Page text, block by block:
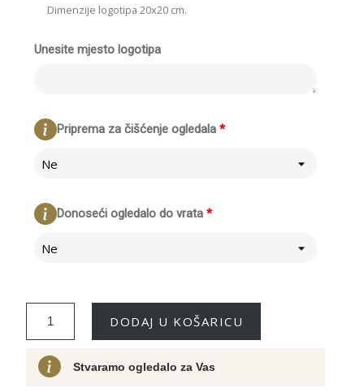
Dimenzije logotipa 20x20 cm.
Unesite mjesto logotipa
*
Priprema za čišćenje ogledala
Ne
*
Donoseći ogledalo do vrata
Ne
DODAJ U KOŠARICU
Stvaramo ogledalo za Vas